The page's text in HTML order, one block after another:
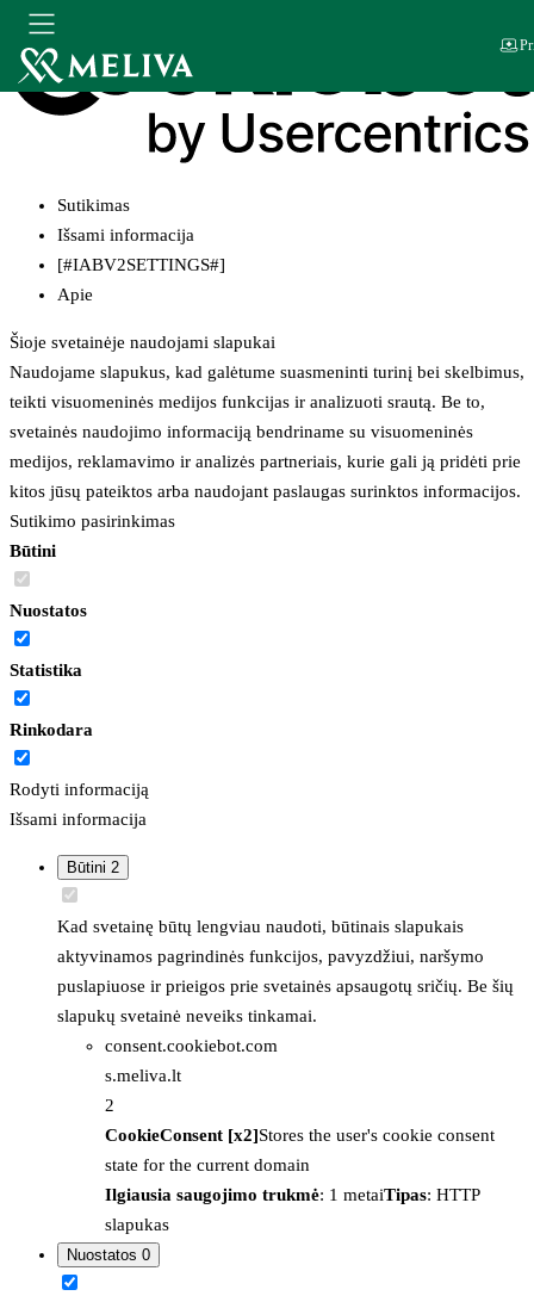
Sutikimas
Išsami informacija
[#IABV2SETTINGS#]
Apie
Šioje svetainėje naudojami slapukai
Naudojame slapukus, kad galėtume suasmeninti turinį bei skelbimus,
teikti visuomeninės medijos funkcijas ir analizuoti srautą. Be to,
svetainės naudojimo informaciją bendriname su visuomeninės
medijos, reklamavimo ir analizės partneriais, kurie gali ją pridėti prie
kitos jūsų pateiktos arba naudojant paslaugas surinktos informacijos.
Sutikimo pasirinkimas
Būtini
Nuostatos
Statistika
Rinkodara
Rodyti informaciją
Išsami informacija
Būtini 2
Kad svetainę būtų lengviau naudoti, būtinais slapukais
aktyvinamos pagrindinės funkcijos, pavyzdžiui, naršymo
puslapiuose ir prieigos prie svetainės apsaugotų sričių. Be šių
slapukų svetainė neveiks tinkamai.
consent.cookiebot.com
s.meliva.lt
2
CookieConsent [x2]Stores the user's cookie consent
state for the current domain
Ilgiausia saugojimo trukmė: 1 metaiTipas: HTTP
slapukas
Nuostatos 0